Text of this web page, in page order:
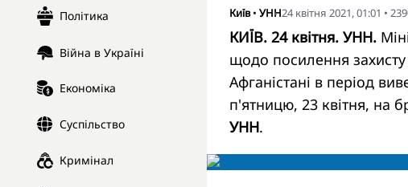
Політика
Війна в Україні
Економіка
Суспільство
Кримінал
Київ• УНН24 квітня 2021, 01:01 •
КИЇВ. 24 квітня. УНН.
щодо посилення
Афганістані в період
п'ятницю, 23 квітня, на
УНН.